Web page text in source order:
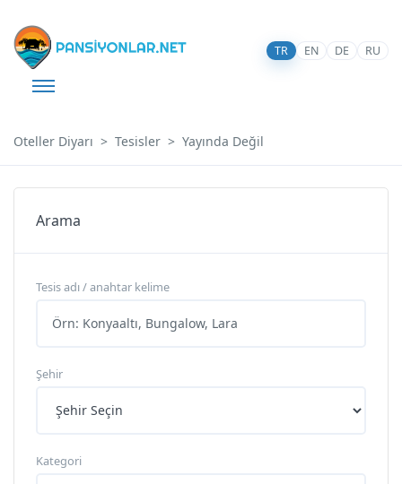
TR EN DE RU
Oteller Diyarı Tesisler Yayında Değil
Arama
Tesis adı / anahtar kelime
Şehir
Kategori